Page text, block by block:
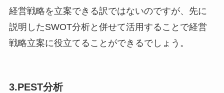
経営戦略を立案できる訳ではないのですが、先に
説明したSWOT分析と併せて活用することで経営
戦略立案に役立てることができるでしょう。
3.PEST分析